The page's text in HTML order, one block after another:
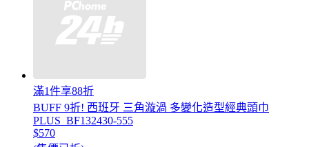
滿1件享88折
BUFF 9折! 西班牙 三角漩渦 多變化造型經典頭巾
PLUS_BF132430-555
$570